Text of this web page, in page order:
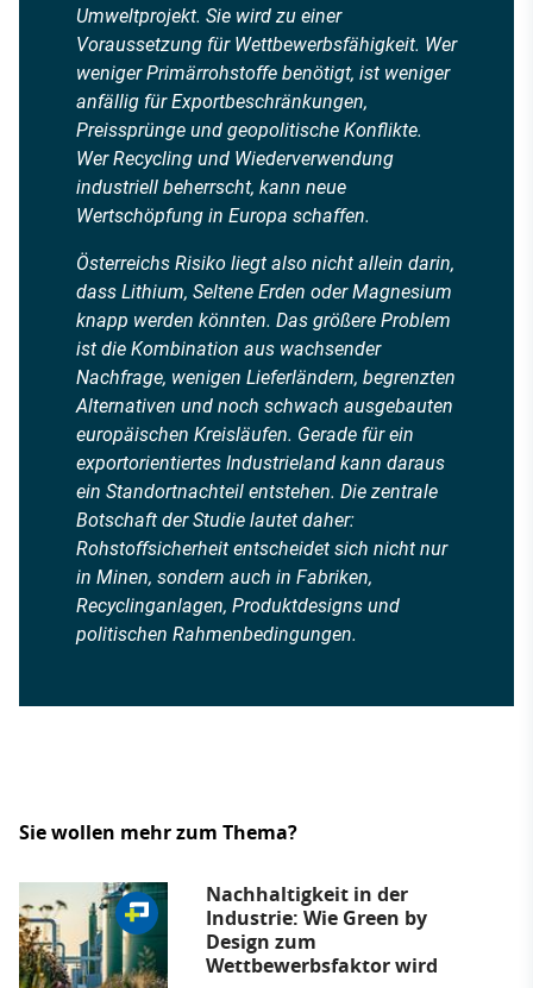
Umweltprojekt. Sie wird zu einer
Voraussetzung für Wettbewerbsfähigkeit. Wer
weniger Primärrohstoffe benötigt, ist weniger
anfällig für Exportbeschränkungen,
Preissprünge und geopolitische Konflikte.
Wer Recycling und Wiederverwendung
industriell beherrscht, kann neue
Wertschöpfung in Europa schaffen.
Österreichs Risiko liegt also nicht allein darin,
dass Lithium, Seltene Erden oder Magnesium
knapp werden könnten. Das größere Problem
ist die Kombination aus wachsender
Nachfrage, wenigen Lieferländern, begrenzten
Alternativen und noch schwach ausgebauten
europäischen Kreisläufen. Gerade für ein
exportorientiertes Industrieland kann daraus
ein Standortnachteil entstehen. Die zentrale
Botschaft der Studie lautet daher:
Rohstoffsicherheit entscheidet sich nicht nur
in Minen, sondern auch in Fabriken,
Recyclinganlagen, Produktdesigns und
politischen Rahmenbedingungen.
Sie wollen mehr zum Thema?
Nachhaltigkeit in der
Industrie: Wie Green by
Design zum
Wettbewerbsfaktor wird